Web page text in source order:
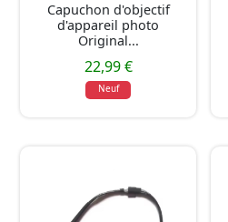
Capuchon d'objectif
d'appareil photo
Original...
22,99 €
Neuf